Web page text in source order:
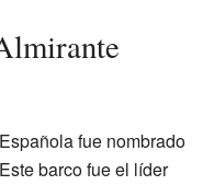
fue nombrado
barco fue el líder